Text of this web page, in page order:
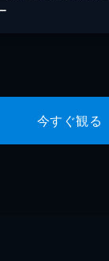
今すぐ観る